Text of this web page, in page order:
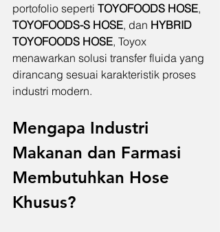
portofolio seperti TOYOFOODS HOSE,
TOYOFOODS-S HOSE, dan HYBRID
TOYOFOODS HOSE, Toyox
menawarkan solusi transfer fluida yang
dirancang sesuai karakteristik proses
industri modern.
Mengapa Industri
Makanan dan Farmasi
Membutuhkan Hose
Khusus?